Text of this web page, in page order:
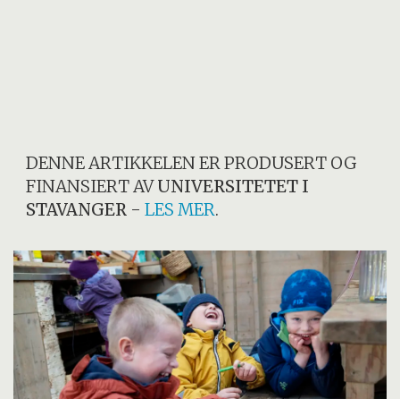
DENNE ARTIKKELEN ER PRODUSERT OG
FINANSIERT AVUNIVERSITETET I
STAVANGER -LES MER.